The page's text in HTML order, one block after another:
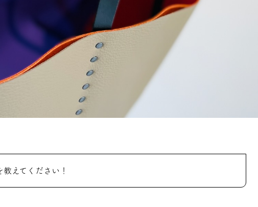
えてください！